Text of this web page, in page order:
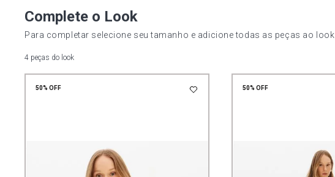
Complete o Look
Para completar selecione seu tamanho e adicione todas as peças ao look
4 peças do look
50% OFF 50% OFF